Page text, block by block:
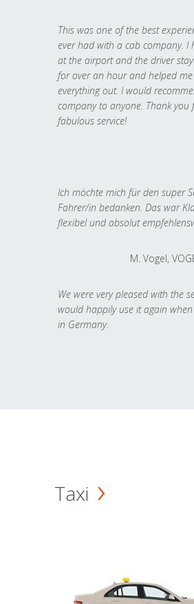
This was one of the best
ever had with a cab company. I
at the airport and the driver
for over an hour and helped
everything out. I would
company to anyone. Thank you
fabulous service!
Ich möchte mich für den super
Fahrer/in bedanken. Das war
flexibel und absolut
M. Vogel,
We were very pleased with the
would happily use it again
in Germany.
Taxi